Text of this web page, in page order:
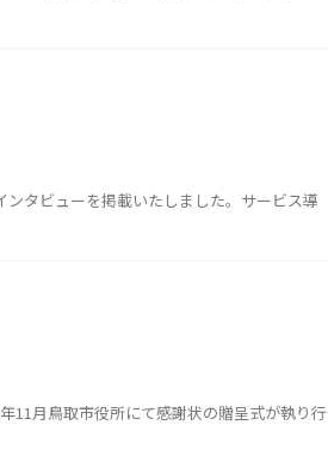
タビューを掲載いたしました。サービス導
11月鳥取市役所にて感謝状の贈呈式が執り行